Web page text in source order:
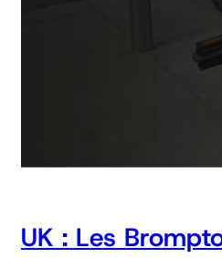
UK : Les